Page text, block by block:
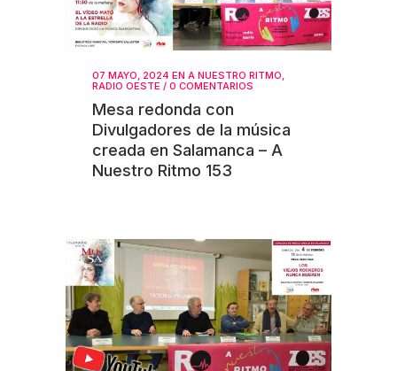
07 MAYO, 2024 EN A NUESTRO RITMO
RADIO OESTE / 0 COMENTARIOS
Mesa redonda con
Divulgadores de la música
creada en Salamanca – A
Nuestro Ritmo 153